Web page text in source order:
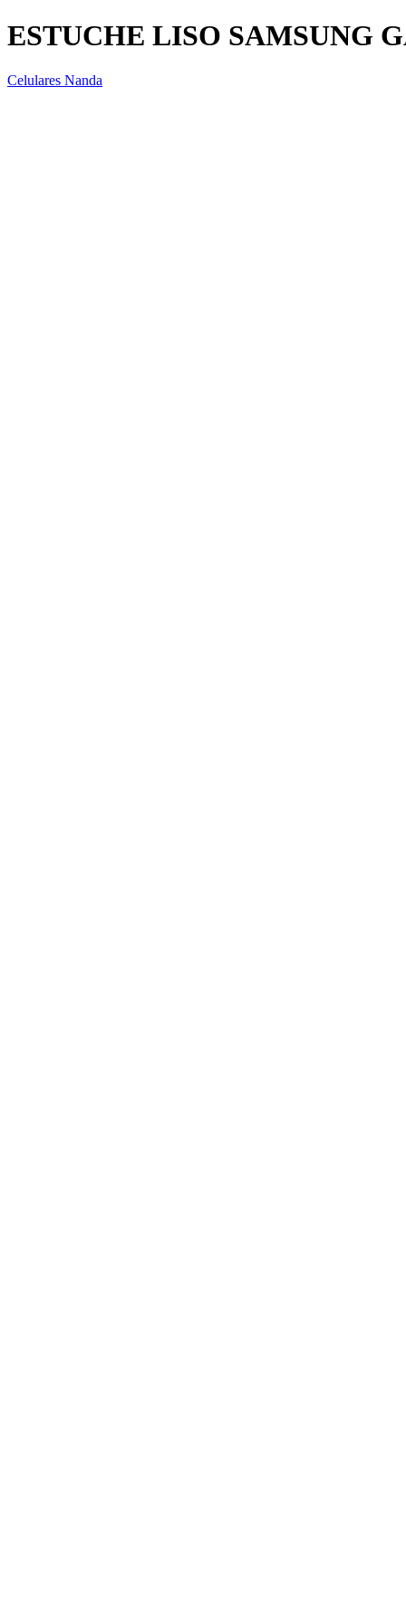
ESTUCHE LISO SAMSUNG
Celulares Nanda